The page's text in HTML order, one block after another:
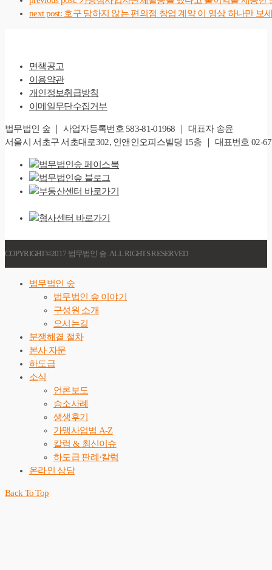
next post: 호구 당하지 않는 편의점 창업 계약 이 영상 하나만 보
면책공고
이용약관
개인정보취급방침
이메일무단수집거부
법무법인 숲 ｜ 사업자등록번호 583-81-01968 ｜ 대표자 송윤
서울시 서초구 서초대로302, 인앤인오피스빌딩 15층 ｜ 대표번호 02-
COPYRIGHT©2017 법무법인 숲. ALL RIGHTS RESERVED
법무법인 숲
법무법인 숲 이야기
구성원 소개
오시는길
분쟁해결 절차
본사 자문
하도급
소식
언론보도
승소사례
생생후기
가맹사업법 A-Z
칼럼 & 최신이슈
하도급 판례·칼럼
온라인 상담
Back To Top